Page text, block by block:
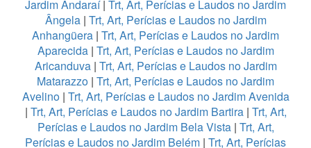
Jardim Andaraí| Trt, Art, Perícias e Laudos no Jardim
Ângela| Trt, Art, Perícias e Laudos no Jardim
Anhangüera | Trt, Art, Perícias e Laudos no Jardim
Aparecida| Trt, Art, Perícias e Laudos no Jardim
Aricanduva| Trt, Art, Perícias e Laudos no Jardim
Matarazzo | Trt, Art, Perícias e Laudos no Jardim
Avelino| Trt, Art, Perícias e Laudos no Jardim Avenida
| Trt, Art, Perícias e Laudos no Jardim Bartira| Trt, Art,
Perícias e Laudos no Jardim Bela Vista| Trt, Art,
Perícias e Laudos no Jardim Belém | Trt, Art, Perícias